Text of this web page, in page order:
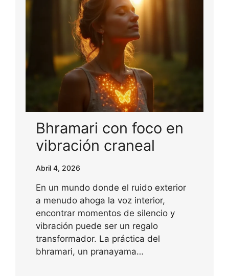
Bhramari con foco en
vibración craneal
Abril 4, 2026
En un mundo donde el ruido exterior
a menudo ahoga la voz interior,
encontrar momentos de silencio y
vibración puede ser un regalo
transformador. La práctica del
bhramari, un pranayama…